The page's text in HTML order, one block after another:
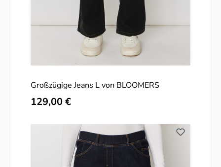
Großzügige Jeans L von BLOOMERS
Regulärer Preis:
129,00 €